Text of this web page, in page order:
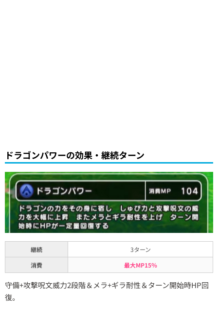
ドラゴンパワーの効果・継続ターン
継続
3ターン
消費
最大MP15％
守備+攻撃呪文威力2段階＆メラ+ギラ耐性＆ターン開始時HP回
復。